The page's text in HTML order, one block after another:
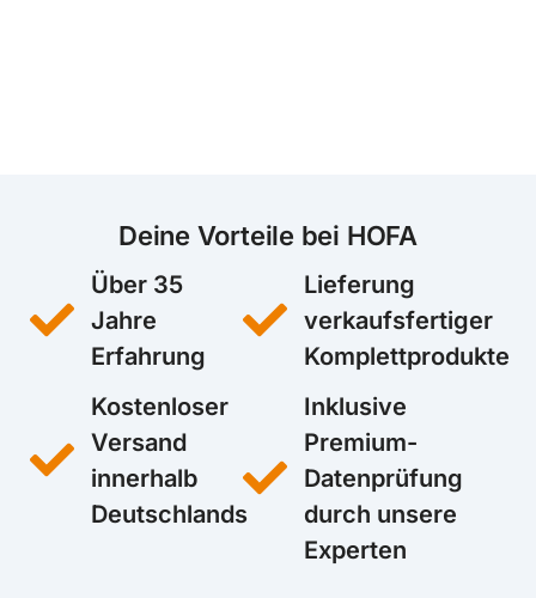
Deine Vorteile bei HOFA
Über 35
Jahre
Erfahrung
Kostenloser
Versand
innerhalb
Deutschlands
Lieferung
verkaufsfertiger
Komplettprodukte
Inklusive
Premium-
Datenprüfung
durch unsere
Experten